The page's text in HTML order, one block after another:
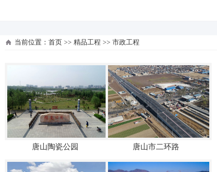
当前位置： 首页 >> 精品工程 >> 市政工程
唐山陶瓷公园 唐山市二环路